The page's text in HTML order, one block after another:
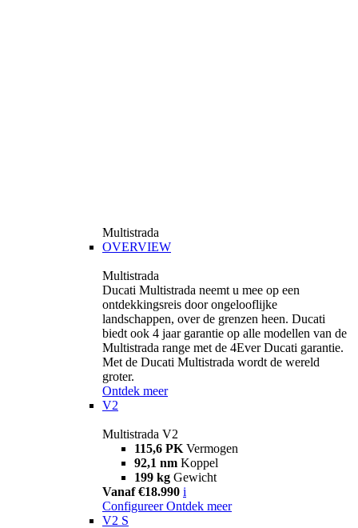
Multistrada
OVERVIEW
Multistrada
Ducati Multistrada neemt u mee op een
ontdekkingsreis door ongelooflijke
landschappen, over de grenzen heen. Ducati
biedt ook 4 jaar garantie op alle modellen van de
Multistrada range met de 4Ever Ducati garantie.
Met de Ducati Multistrada wordt de wereld
groter.
Ontdek meer
V2
Multistrada V2
115,6 PK Vermogen
92,1 nm Koppel
199 kg Gewicht
Vanaf €18.990 i
Configureer Ontdek meer
V2 S